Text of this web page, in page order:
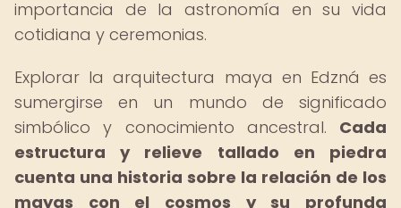
importancia de la astronomía en su vida
cotidiana y ceremonias.
Explorar la arquitectura maya en Edzná es
sumergirse en un mundo de significado
simbólico y conocimiento ancestral. Cada
estructura y relieve tallado en piedra
cuenta una historia sobre la relación de los
mayas con el cosmos y su profunda